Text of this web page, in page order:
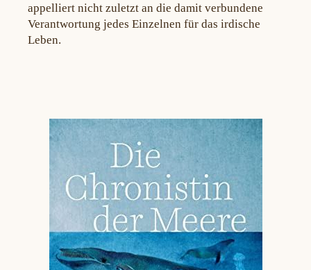
appelliert nicht zuletzt an die damit verbundene
Verantwortung jedes Einzelnen für das irdische
Leben.